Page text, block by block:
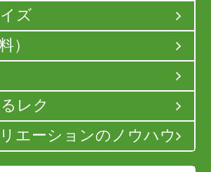
ズ
）
レク
エーションのノウハウ